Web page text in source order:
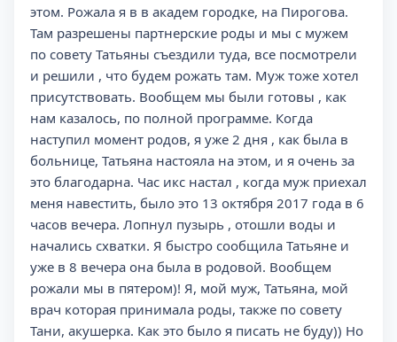
этом. Рожала я в в академ городке, на Пирогова.
Там разрешены партнерские роды и мы с мужем
по совету Татьяны съездили туда, все посмотрели
и решили , что будем рожать там. Муж тоже хотел
присутствовать. Вообщем мы были готовы , как
нам казалось, по полной программе. Когда
наступил момент родов, я уже 2 дня , как была в
больнице, Татьяна настояла на этом, и я очень за
это благодарна. Час икс настал , когда муж приехал
меня навестить, было это 13 октября 2017 года в 6
часов вечера. Лопнул пузырь , отошли воды и
начались схватки. Я быстро сообщила Татьяне и
уже в 8 вечера она была в родовой. Вообщем
рожали мы в пятером)! Я, мой муж, Татьяна, мой
врач которая принимала роды, также по совету
Тани, акушерка. Как это было я писать не буду)) Но